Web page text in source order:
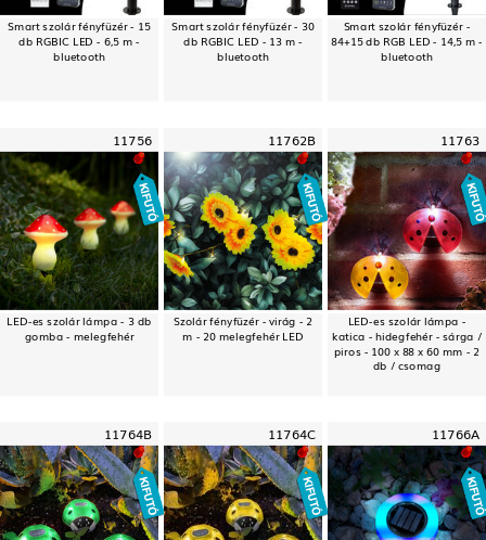
Smart szolár fényfüzér - 15
db RGBIC LED - 6,5 m -
bluetooth
Smart szolár fényfüzér - 30
db RGBIC LED - 13 m -
bluetooth
Smart szolár fényfüzér -
84+15 db RGB LED - 14,5 m -
bluetooth
11756
LED-es szolár lámpa - 3 db
gomba - melegfehér
11762B
Szolár fényfüzér - virág - 2
m - 20 melegfehér LED
11763
LED-es szolár lámpa -
katica - hidegfehér - sárga /
piros - 100 x 88 x 60 mm - 2
db / csomag
11764B 11764C 11766A